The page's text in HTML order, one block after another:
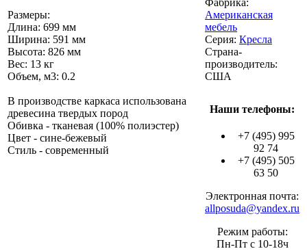
Размеры:
Длина: 699 мм
Ширина: 591 мм
Высота: 826 мм
Вес: 13 кг
Объем, м3: 0.2
В производстве каркаса использована
древесина твердых пород
Обивка - тканевая (100% полиэстер)
Цвет - сине-бежевый
Стиль - современный
Американская
мебель
Серия: Кресла
Страна-
производитель:
США
Наши телефоны:
+7 (495) 995
92 74
+7 (495) 505
63 50
Электронная почта:
allposuda@yandex.ru
Режим работы:
Пн-Пт с 10-18ч